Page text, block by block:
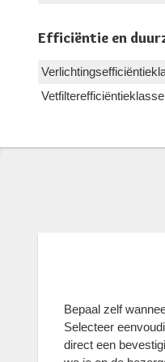
Efficiëntie en
Vetfilterefficiëntieklasse
Bepaal zelf
Selecteer
direct een